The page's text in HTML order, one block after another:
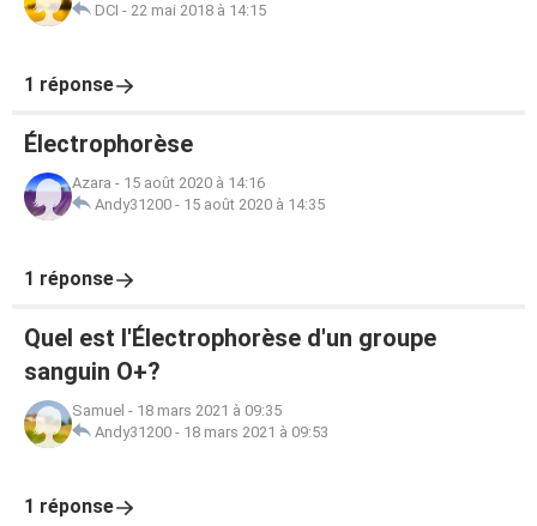
DCI - 22 mai 2018 à 14:15
1 réponse
Électrophorèse
Azara - 15 août 2020 à 14:16
Andy31200 - 15 août 2020 à 14:35
1 réponse
Quel est l'Électrophorèse d'un groupe
sanguin O+?
Samuel - 18 mars 2021 à 09:35
Andy31200 - 18 mars 2021 à 09:53
1 réponse